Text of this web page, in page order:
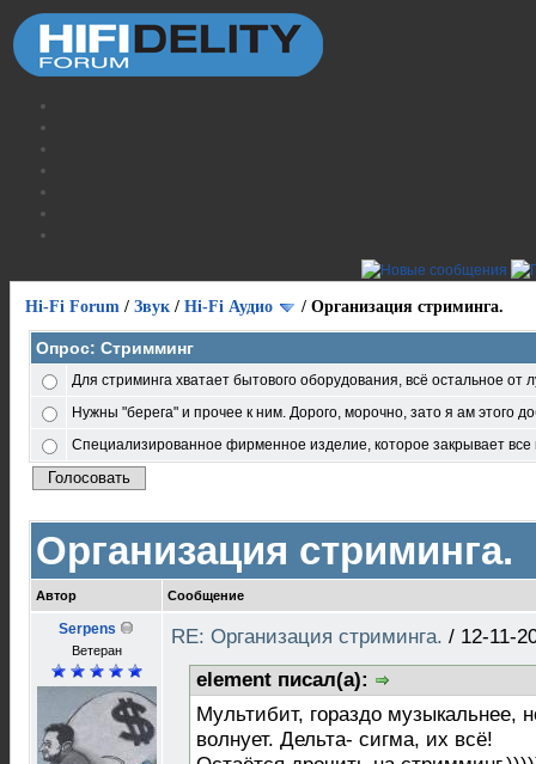
Hi-Fi Forum / Звук / Hi-Fi Аудио / Организация стриминга.
Опрос: Стримминг
Для стриминга хватает бытового оборудования, всё остальное от
Нужны "берега" и прочее к ним. Дорого, морочно, зато я ам этого
Специализированное фирменное изделие, которое закрывает все
Организация стриминга.
Автор Сообщение
Serpens
Ветеран
RE: Организация стриминга. / 12-11-
element писал(а):
Мультибит, гораздо музыкальнее,
волнует. Дельта- сигма, их всё!